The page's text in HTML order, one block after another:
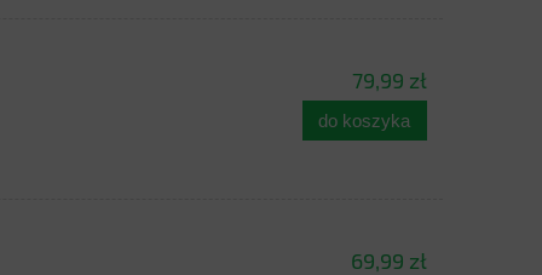
79,99 zł
do koszyka
69,99 zł